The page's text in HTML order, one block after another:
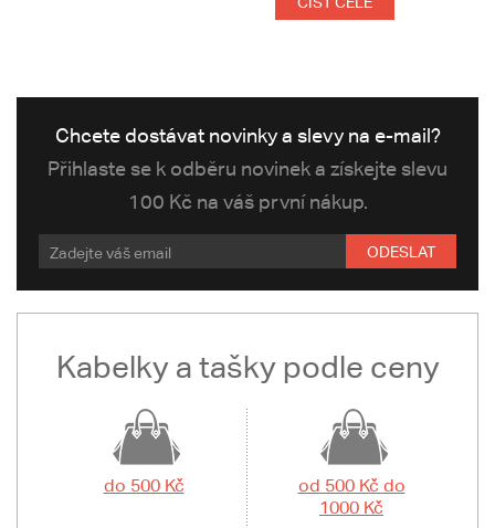
Chcete dostávat novinky a slevy na e-mail?
Přihlaste se k odběru novinek a získejte slevu
100 Kč na váš první nákup.
ODESLAT
Kabelky a tašky podle ceny
do 500 Kč
od 500 Kč do
1000 Kč